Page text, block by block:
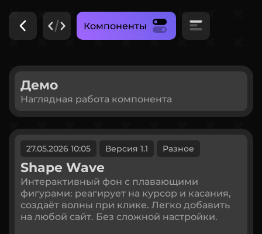
Компоненты
Демо
Наглядная работа компонента
27.05.2026 10:05 Версия 1.1 Разное
Shape Wave
Интерактивный фон с плавающими
фигурами: реагирует на курсор и касания,
создаёт волны при клике. Легко добавить
на любой сайт. Без сложной настройки.